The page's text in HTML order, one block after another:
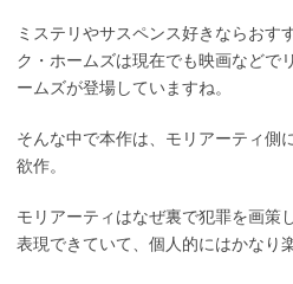
ミステリやサスペンス好きならおす
ク・ホームズは現在でも映画などで
ームズが登場していますね。
そんな中で本作は、モリアーティ側
欲作。
モリアーティはなぜ裏で犯罪を画策
表現できていて、個人的にはかなり